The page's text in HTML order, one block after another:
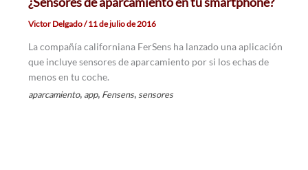
Victor Delgado/11 de julio de 2016
La compañía californiana FerSens ha lanzado una aplicación
que incluye sensores de aparcamiento por si los echas de
menos en tu coche.
aparcamiento, app, Fensens, sensores